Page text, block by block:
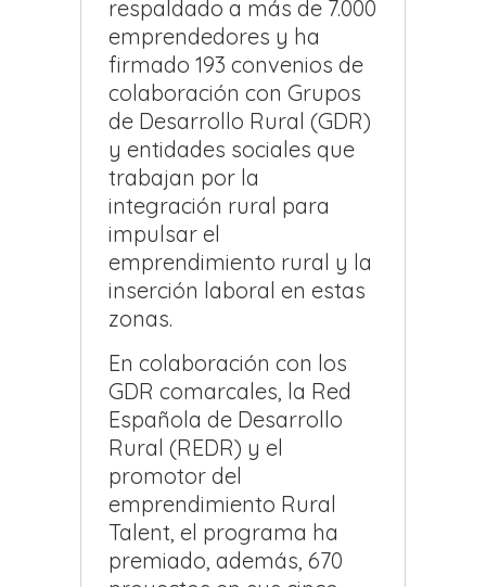
respaldado a más de 7.000
emprendedores y ha
firmado 193 convenios de
colaboración con Grupos
de Desarrollo Rural (GDR)
y entidades sociales que
trabajan por la
integración rural para
impulsar el
emprendimiento rural y la
inserción laboral en estas
zonas.
En colaboración con los
GDR comarcales, la Red
Española de Desarrollo
Rural (REDR) y el
promotor del
emprendimiento Rural
Talent, el programa ha
premiado, además, 670